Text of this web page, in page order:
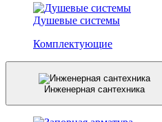
Душевые системы
Комплектующие
Инженерная сантехника